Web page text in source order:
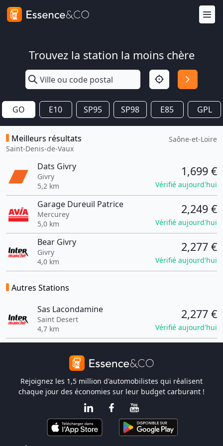
Trouvez la station la moins chère
GO E10 SP95 SP98 E85 GPL
Meilleurs résultats
Saint-Denis-de-Vaux
Saône-et-Loire
Dats Givry
Givry
5,2 km
1,699 €
Vérifié aujourd'hui
Garage Dureuil Patrice
Mercurey
5,0 km
2,249 €
Vérifié aujourd'hui
Bear Givry
Givry
4,0 km
2,277 €
Vérifié aujourd'hui
Autres Stations
Sas Lacondamine
Saint Desert
4,7 km
2,277 €
Vérifié aujourd'hui
Rejoignez les 1,5 million d'automobilistes qui réalisent
chaque jour des économies sur leur budget carburant !